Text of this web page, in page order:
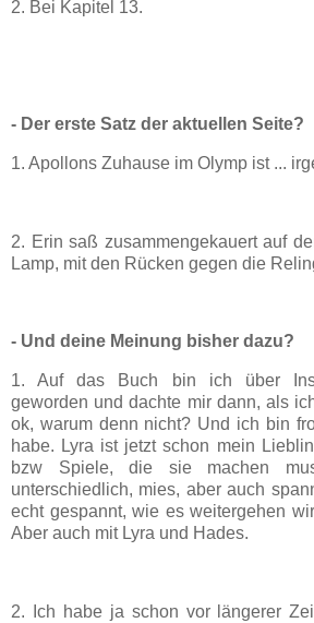
2. Bei Kapitel 13.
- Der erste Satz der aktuellen Seite?
1. Apollons Zuhause im Olymp ist ...
2. Erin saß zusammengekauert auf
Lamp, mit den Rücken gegen die
- Und deine Meinung bisher dazu?
1. Auf das Buch bin ich über
geworden und dachte mir dann, als
ok, warum denn nicht? Und ich bin
habe. Lyra ist jetzt schon mein
bzw Spiele, die sie machen
unterschiedlich, mies, aber auch
echt gespannt, wie es weitergehen
Aber auch mit Lyra und Hades.
2. Ich habe ja schon vor längerer